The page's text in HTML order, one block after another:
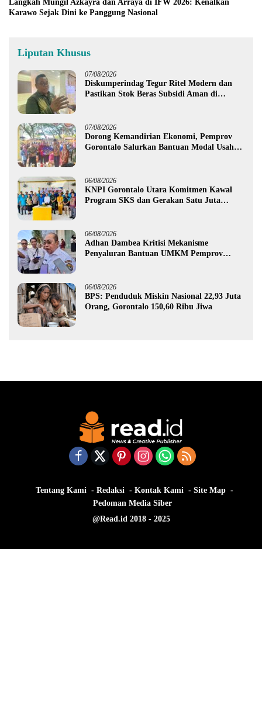
Langkah Mungil Azkayra dan Arraya di IFW 2026: Kenalkan
Karawo Sejak Dini ke Panggung Nasional
Liputan Khusus
07/08/2026
Diskumperindag Tegur Ritel Modern dan
Pastikan Stok Beras Subsidi Aman di
07/08/2026
Dorong Kemandirian Ekonomi, Pemprov
Gorontalo Salurkan Bantuan Modal Usaha
06/08/2026
KNPI Gorontalo Utara Komitmen Kawal
Program SKS dan Gerakan Satu Juta
06/08/2026
Adhan Dambea Kritisi Mekanisme
Penyaluran Bantuan UMKM Pemprov
06/08/2026
BPS: Penduduk Miskin Nasional 22,93 Juta
Orang, Gorontalo 150,60 Ribu Jiwa
Tentang Kami Redaksi Kontak Kami
Site Map
Pedoman Media Siber
@Read.id 2018 - 2025